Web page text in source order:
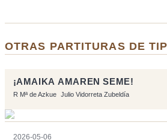
OTRAS PARTITURAS DE
¡AMAIKA AMAREN SEME!
R Mª de Azkue Julio Vidorreta Zubeldía
2026-05-06